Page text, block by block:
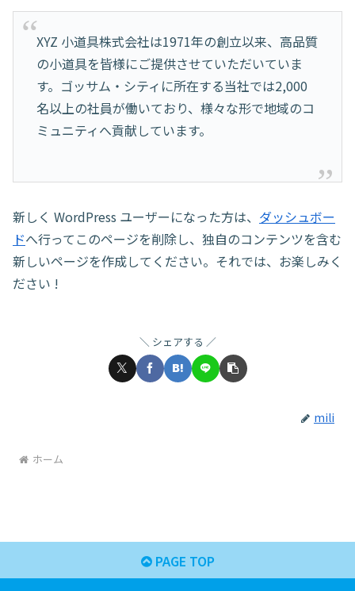
XYZ 小道具株式会社は1971年の創立以来、高品質
の小道具を皆様にご提供させていただいていま
す。ゴッサム・シティに所在する当社では2,000
名以上の社員が働いており、様々な形で地域のコ
ミュニティへ貢献しています。
新しく WordPress ユーザーになった方は、 ダッシュボー
ドへ行ってこのページを削除し、独自のコンテンツを含む
新しいページを作成してください。それでは、お楽しみく
ださい !
シェアする
mili
ホーム
PAGE TOP